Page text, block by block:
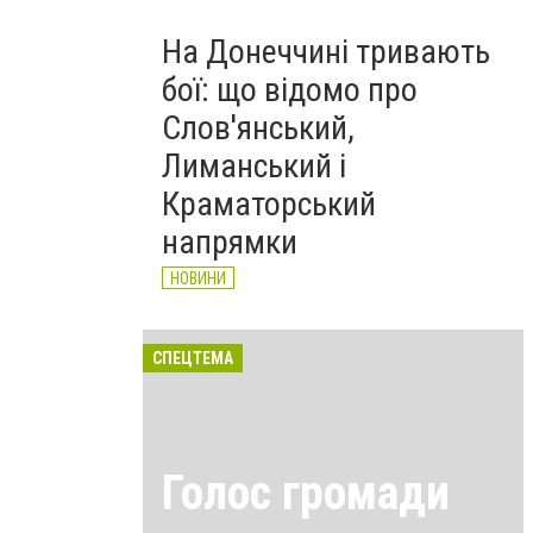
На Донеччині тривають
бої: що відомо про
Слов'янський,
Лиманський і
Краматорський
напрямки
НОВИНИ
СПЕЦТЕМА
Голос громади